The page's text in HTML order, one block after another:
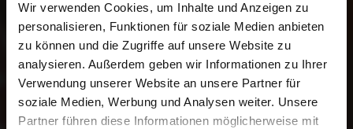
Wir verwenden Cookies, um Inhalte und Anzeigen zu
personalisieren, Funktionen für soziale Medien anbieten
zu können und die Zugriffe auf unsere Website zu
analysieren. Außerdem geben wir Informationen zu Ihrer
Verwendung unserer Website an unsere Partner für
soziale Medien, Werbung und Analysen weiter. Unsere
Partner führen diese Informationen möglicherweise mit
Danke für Ihre
Unterstützung.